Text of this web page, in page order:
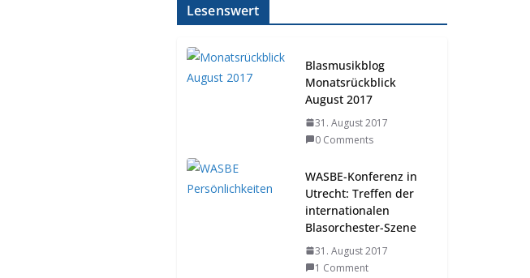
Lesenswert
Blasmusikblog
Monatsrückblick
August 2017
31. August 2017
0 Comments
WASBE-Konferenz in
Utrecht: Treffen der
internationalen
Blasorchester-Szene
31. August 2017
1 Comment